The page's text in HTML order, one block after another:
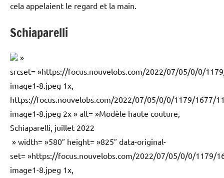
cela appelaient le regard et la main.
Schiaparelli
»
srcset= »https://focus.nouvelobs.com/2022/07/05/0/0/
image1-8.jpeg 1x,
https://focus.nouvelobs.com/2022/07/05/0/0/1179/1677/
image1-8.jpeg 2x » alt= »Modèle haute couture,
Schiaparelli, juillet 2022
» width= »580″ height= »825″ data-original-
set= »https://focus.nouvelobs.com/2022/07/05/0/0/1179/
image1-8.jpeg 1x,